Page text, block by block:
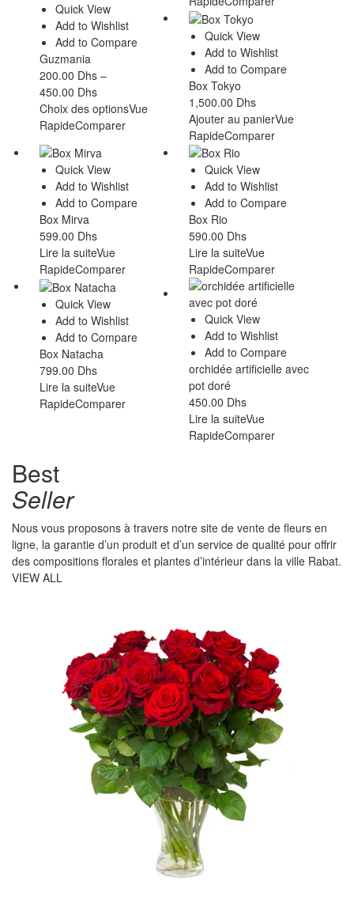
Quick View
Add to Wishlist
Add to Compare
Guzmania
200.00 Dhs –
450.00 Dhs
Choix des optionsVue
RapideComparer
Quick View
Add to Wishlist
Add to Compare
Box Tokyo
1,500.00 Dhs
Ajouter au panierVue
RapideComparer
Quick View
Add to Wishlist
Add to Compare
Box Mirva
599.00 Dhs
Lire la suiteVue
RapideComparer
Quick View
Add to Wishlist
Add to Compare
Box Rio
590.00 Dhs
Lire la suiteVue
RapideComparer
Quick View
Add to Wishlist
Add to Compare
Box Natacha
799.00 Dhs
Lire la suiteVue
RapideComparer
Quick View
Add to Wishlist
Add to Compare
orchidée artificielle avec
pot doré
450.00 Dhs
Lire la suiteVue
RapideComparer
Best
Seller
Nous vous proposons à travers notre site de vente de fleurs en
ligne, la garantie d’un produit et d’un service de qualité pour offrir
des compositions florales et plantes d’intérieur dans la ville Rabat.
VIEW ALL